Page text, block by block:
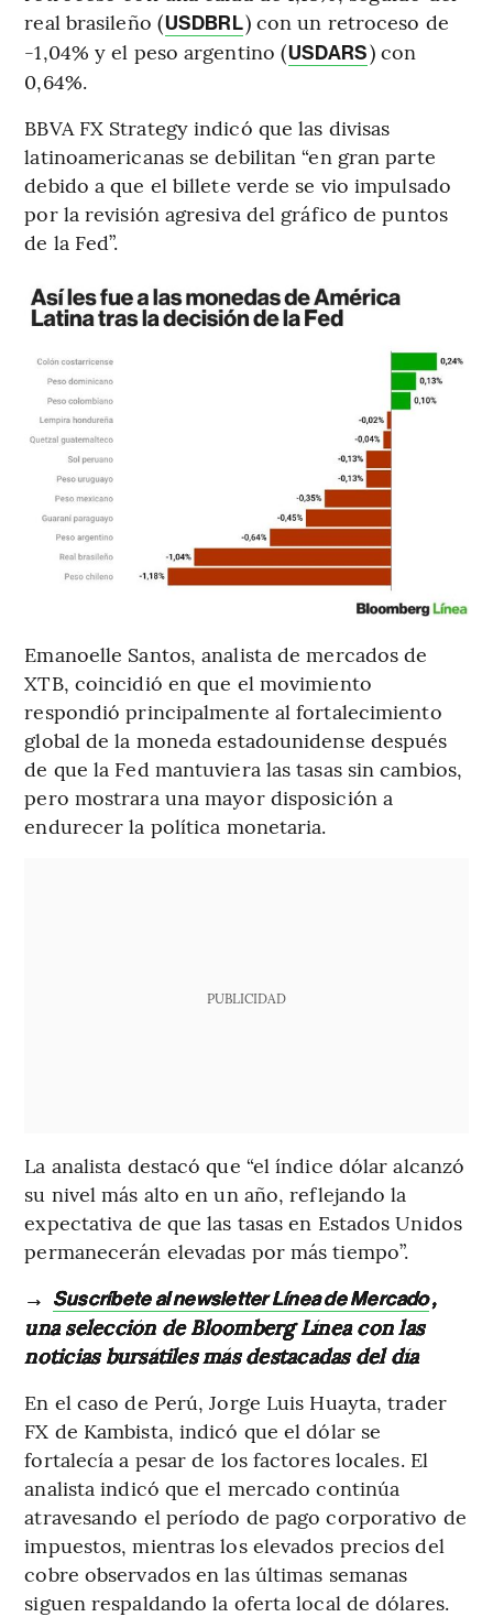
real brasileño (USDBRL) con un retroceso de
-1,04% y el peso argentino (USDARS) con
0,64%.
BBVA FX Strategy indicó que las divisas
latinoamericanas se debilitan “en gran parte
debido a que el billete verde se vio impulsado
por la revisión agresiva del gráfico de puntos
de la Fed”.
Emanoelle Santos, analista de mercados de
XTB, coincidió en que el movimiento
respondió principalmente al fortalecimiento
global de la moneda estadounidense después
de que la Fed mantuviera las tasas sin cambios,
pero mostrara una mayor disposición a
endurecer la política monetaria.
PUBLICIDAD
La analista destacó que “el índice dólar alcanzó
su nivel más alto en un año, reflejando la
expectativa de que las tasas en Estados Unidos
permanecerán elevadas por más tiempo”.
→ Suscríbete al newsletter Línea de Mercado,
una selección de Bloomberg Línea con las
noticias bursátiles más destacadas del día
En el caso de Perú, Jorge Luis Huayta, trader
FX de Kambista, indicó que el dólar se
fortalecía a pesar de los factores locales. El
analista indicó que el mercado continúa
atravesando el período de pago corporativo de
impuestos, mientras los elevados precios del
cobre observados en las últimas semanas
siguen respaldando la oferta local de dólares.